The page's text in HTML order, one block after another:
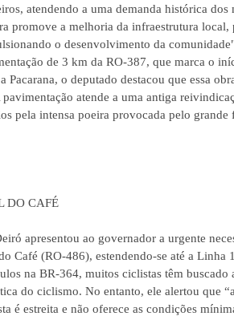
atendendo a uma demanda histórica
promove a melhoria da infraestrutura
o desenvolvimento da
de 3 km da RO-387, que marca o
Pacarana, o deputado destacou que essa
atende a uma antiga
pela intensa poeira provocada pelo
DO CAFÉ
apresentou ao governador a urgente
Café (RO-486), estendendo-se até a
na BR-364, muitos ciclistas têm
do ciclismo. No entanto, ele alertou que
é estreita e não oferece as condições